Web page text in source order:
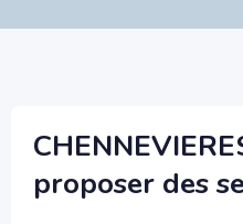
proposer des